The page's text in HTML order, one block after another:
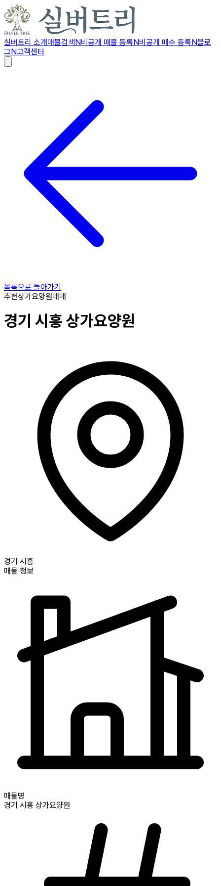
실버트리 소개매물검색N비공개 매물 등록N비공개 매수 등록N블로
그N고객센터
목록으로 돌아가기
추천상가요양원매매
경기 시흥 상가요양원
경기 시흥
매물 정보
매물명
경기 시흥 상가요양원